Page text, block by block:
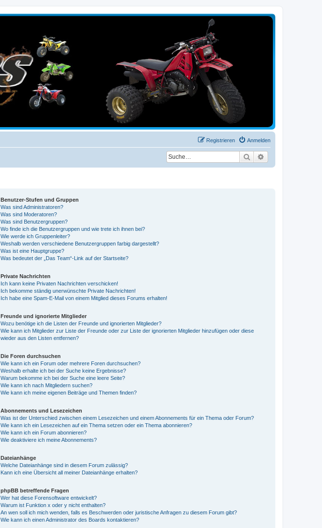
Anmelden
Registrieren
Suche
Benutzer-Stufen und Gruppen
Was sind Administratoren?
Was sind Moderatoren?
Was sind Benutzergruppen?
Wo finde ich die Benutzergruppen und wie trete ich ihnen bei?
Wie werde ich Gruppenleiter?
Weshalb werden verschiedene Benutzergruppen farbig dargestellt?
Was ist eine Hauptgruppe?
Was bedeutet der „Das Team“-Link auf der Startseite?
Private Nachrichten
Ich kann keine Privaten Nachrichten verschicken!
Ich bekomme ständig unerwünschte Private Nachrichten!
Ich habe eine Spam-E-Mail von einem Mitglied dieses Forums erhalten!
Freunde und ignorierte Mitglieder
Wozu benötige ich die Listen der Freunde und ignorierten Mitglieder?
Wie kann ich Mitglieder zur Liste der Freunde oder zur Liste der ignorierten Mitglieder hinzufügen oder diese
wieder aus den Listen entfernen?
Die Foren durchsuchen
Wie kann ich ein Forum oder mehrere Foren durchsuchen?
Weshalb erhalte ich bei der Suche keine Ergebnisse?
Warum bekomme ich bei der Suche eine leere Seite?
Wie kann ich nach Mitgliedern suchen?
Wie kann ich meine eigenen Beiträge und Themen finden?
Abonnements und Lesezeichen
Was ist der Unterschied zwischen einem Lesezeichen und einem Abonnements für ein Thema oder Forum?
Wie kann ich ein Lesezeichen auf ein Thema setzen oder ein Thema abonnieren?
Wie kann ich ein Forum abonnieren?
Wie deaktiviere ich meine Abonnements?
Dateianhänge
Welche Dateianhänge sind in diesem Forum zulässig?
Kann ich eine Übersicht all meiner Dateianhänge erhalten?
phpBB betreffende Fragen
Wer hat diese Forensoftware entwickelt?
Warum ist Funktion x oder y nicht enthalten?
An wen soll ich mich wenden, falls es Beschwerden oder juristische Anfragen zu diesem Forum gibt?
Wie kann ich einen Administrator des Boards kontaktieren?